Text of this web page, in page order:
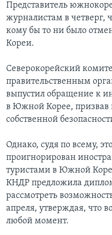
Представитель
журналистам в четверг,
кому бы то ни было
Кореи.
Северокорейский
правительственным
выпустил обращение к
в Южной Корее, призвав
собственной
Однако, судя по всему,
проигнорирован
туристами в Южной
КНДР предложила
рассмотреть
апреля, утверждая, что
любой момент.